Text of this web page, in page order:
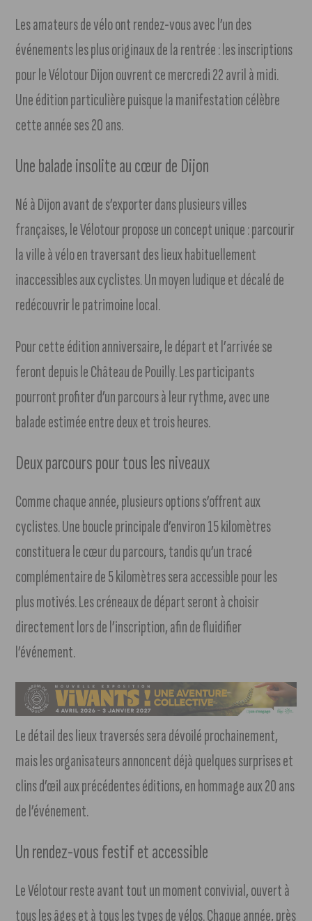
Les amateurs de vélo ont rendez-vous avec l’un des
événements les plus originaux de la rentrée : les inscriptions
pour le Vélotour Dijon ouvrent ce mercredi 22 avril à midi.
Une édition particulière puisque la manifestation célèbre
cette année ses 20 ans.
Une balade insolite au cœur de Dijon
Né à Dijon avant de s’exporter dans plusieurs villes
françaises, le Vélotour propose un concept unique : parcourir
la ville à vélo en traversant des lieux habituellement
inaccessibles aux cyclistes. Un moyen ludique et décalé de
redécouvrir le patrimoine local.
Pour cette édition anniversaire, le départ et l’arrivée se
feront depuis le Château de Pouilly. Les participants
pourront profiter d’un parcours à leur rythme, avec une
balade estimée entre deux et trois heures.
Deux parcours pour tous les niveaux
Comme chaque année, plusieurs options s’offrent aux
cyclistes. Une boucle principale d’environ 15 kilomètres
constituera le cœur du parcours, tandis qu’un tracé
complémentaire de 5 kilomètres sera accessible pour les
plus motivés. Les créneaux de départ seront à choisir
directement lors de l’inscription, afin de fluidifier
l’événement.
Le détail des lieux traversés sera dévoilé prochainement,
mais les organisateurs annoncent déjà quelques surprises et
clins d’œil aux précédentes éditions, en hommage aux 20 ans
de l’événement.
Un rendez-vous festif et accessible
Le Vélotour reste avant tout un moment convivial, ouvert à
tous les âges et à tous les types de vélos. Chaque année, près